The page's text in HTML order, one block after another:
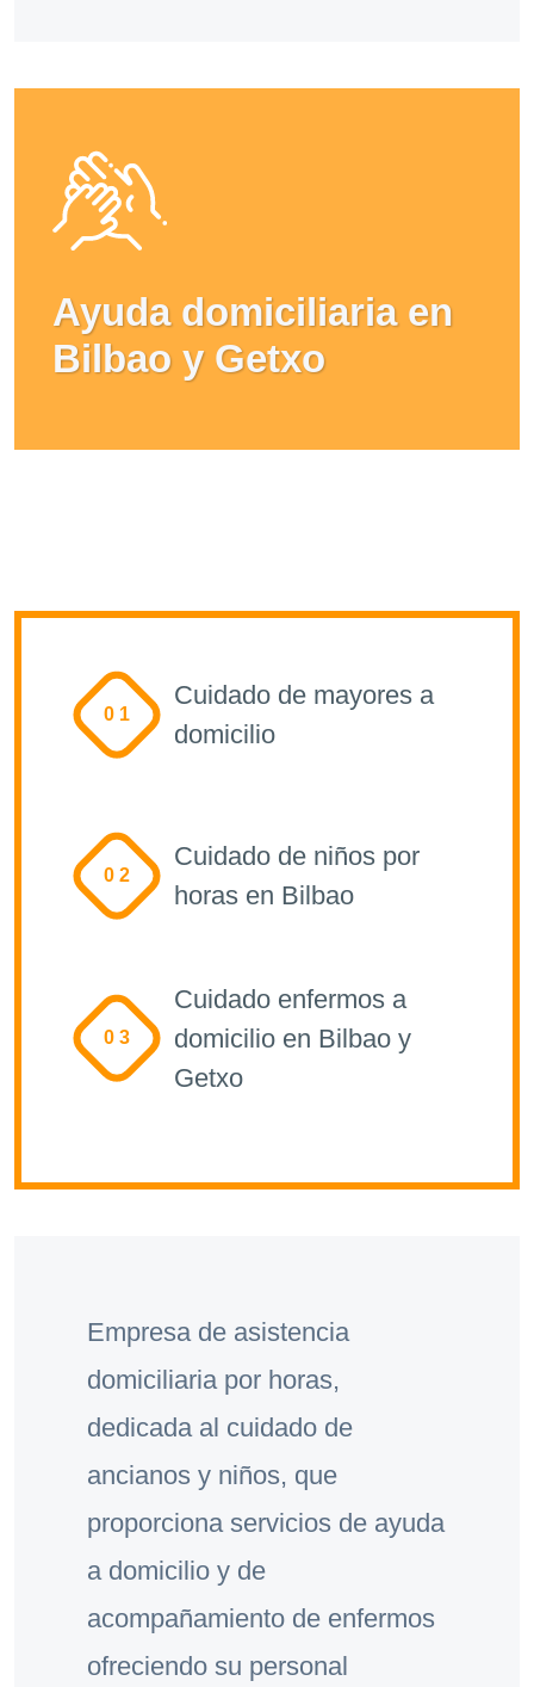
Ayuda domiciliaria en
Bilbao y Getxo
0 1
Cuidado de mayores a
domicilio
0 2
Cuidado de niños por
horas en Bilbao
0 3
Cuidado enfermos a
domicilio en Bilbao y
Getxo
Empresa de asistencia
domiciliaria por horas,
dedicada al cuidado de
ancianos y niños, que
proporciona servicios de ayuda
a domicilio y de
acompañamiento de enfermos
ofreciendo su personal